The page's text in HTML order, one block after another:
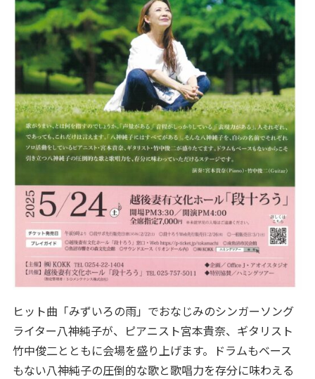
ヒット曲「みずいろの雨」でおなじみのシンガーソング
ライター八神純子が、ピアニスト宮本貴奈、ギタリスト
竹中俊二とともに会場を盛り上げます。ドラムもベース
もない八神純子の圧倒的な歌と歌唱力を存分に味わえる